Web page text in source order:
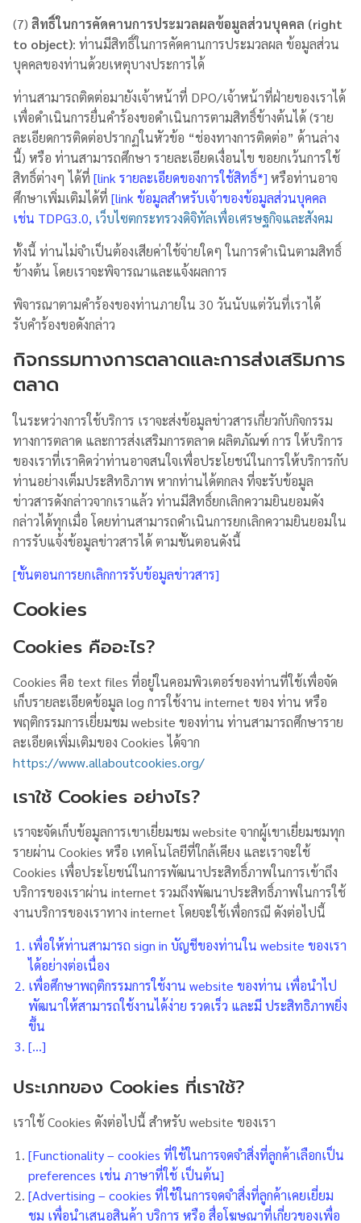
(7) สิทธิ์ในการคัดคานการประมวลผลข้อมูลส่วนบุคคล (right
to object): ท่านมีสิทธิ์ในการคัดคานการประมวลผล ข้อมูลส่วน
บุคคลของท่านด้วยเหตุบางประการได้
ท่านสามารถติดต่อมายังเจ้าหน้าที่ DPO/เจ้าหน้าที่ฝ่ายของเราได้
เพื่อดำเนินการยื่นคำร้องขอดำเนินการตามสิทธิ์ข้างต้นได้ (ราย
ละเอียดการติดต่อปรากฏในหัวข้อ “ช่องทางการติดต่อ” ด้านล่าง
นี้) หรือ ท่านสามารถศึกษา รายละเอียดเงื่อนไข ขอยกเว้นการใช้
สิทธิ์ต่างๆ ได้ที่ [link รายละเอียดของการใช้สิทธิ์*] หรือท่านอาจ
ศึกษาเพิ่มเติมได้ที่ [link ข้อมูลสำหรับเจ้าของข้อมูลส่วนบุคคล
เช่น TDPG3.0, เว็บไซตกระทรวงดิจิทัลเพื่อเศรษฐกิจและสังคม
ทั้งนี้ ท่านไม่จำเป็นต้องเสียค่าใช้จ่ายใดๆ ในการดำเนินตามสิทธิ์
ข้างต้น โดยเราจะพิจารณาและแจ้งผลการ
พิจารณาตามคำร้องของท่านภายใน 30 วันนับแต่วันที่เราได้
รับคำร้องขอดังกล่าว
กิจกรรมทางการตลาดและการส่งเสริมการ
ตลาด
ในระหว่างการใช้บริการ เราจะส่งข้อมูลข่าวสารเกี่ยวกับกิจกรรม
ทางการตลาด และการส่งเสริมการตลาด ผลิตภัณฑ์ การ ให้บริการ
ของเราที่เราคิดว่าท่านอาจสนใจเพื่อประโยชน์ในการให้บริการกับ
ท่านอย่างเต็มประสิทธิภาพ หากท่านได้ตกลง ที่จะรับข้อมูล
ข่าวสารดังกล่าวจากเราแล้ว ท่านมีสิทธิ์ยกเลิกความยินยอมดัง
กล่าวได้ทุกเมื่อ โดยท่านสามารถดำเนินการยกเลิกความยินยอมใน
การรับแจ้งข้อมูลข่าวสารได้ ตามขั้นตอนดังนี้
[ขั้นตอนการยกเลิกการรับข้อมูลข่าวสาร]
Cookies
Cookies คืออะไร?
Cookies คือ text files ที่อยู่ในคอมพิวเตอร์ของท่านที่ใช้เพื่อจัด
เก็บรายละเอียดข้อมูล log การใช้งาน internet ของ ท่าน หรือ
พฤติกรรมการเยี่ยมชม website ของท่าน ท่านสามารถศึกษาราย
ละเอียดเพิ่มเติมของ Cookies ได้จาก
https://www.allaboutcookies.org/
เราใช้ Cookies อย่างไร?
เราจะจัดเก็บข้อมูลการเขาเยี่ยมชม website จากผู้เขาเยี่ยมชมทุก
รายผ่าน Cookies หรือ เทคโนโลยีที่ใกล้เคียง และเราจะใช้
Cookies เพื่อประโยชน์ในการพัฒนาประสิทธิ์ภาพในการเข้าถึง
บริการของเราผ่าน internet รวมถึงพัฒนาประสิทธิ์ภาพในการใช้
งานบริการของเราทาง internet โดยจะใช้เพื่อกรณี ดังต่อไปนี้
เพื่อให้ท่านสามารถ sign in บัญชีของท่านใน website ของเรา
ได้อย่างต่อเนื่อง
เพื่อศึกษาพฤติกรรมการใช้งาน website ของท่าน เพื่อนำไป
พัฒนาให้สามารถใช้งานได้ง่าย รวดเร็ว และมี ประสิทธิภาพยิ่ง
ขึ้น
[…]
ประเภทของ Cookies ที่เราใช้?
เราใช้ Cookies ดังต่อไปนี้ สำหรับ website ของเรา
[Functionality – cookies ที่ใช้ในการจดจำสิ่งที่ลูกค้าเลือกเป็น
preferences เช่น ภาษาที่ใช้ เป็นต้น]
[Advertising – cookies ที่ใช้ในการจดจำสิ่งที่ลูกค้าเคยเยี่ยม
ชม เพื่อนำเสนอสินค้า บริการ หรือ สื่อโฆษณาที่เกี่ยวของเพื่อ